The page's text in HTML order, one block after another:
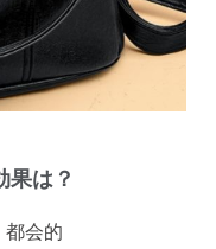
果は？
都会的